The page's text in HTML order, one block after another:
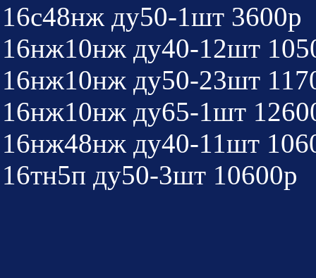
16с48нж ду50-1шт 3600р
16нж10нж ду40-12шт
16нж10нж ду50-23шт
16нж10нж ду65-1шт
16нж48нж ду40-11шт
16тн5п ду50-3шт 10600р